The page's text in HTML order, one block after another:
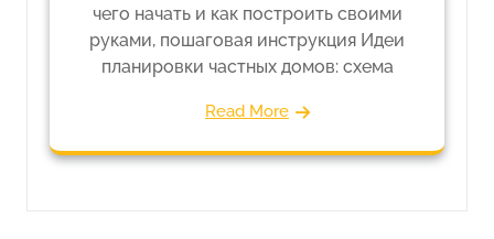
чего начать и как построить своими
руками, пошаговая инструкция Идеи
планировки частных домов: схема
Read More